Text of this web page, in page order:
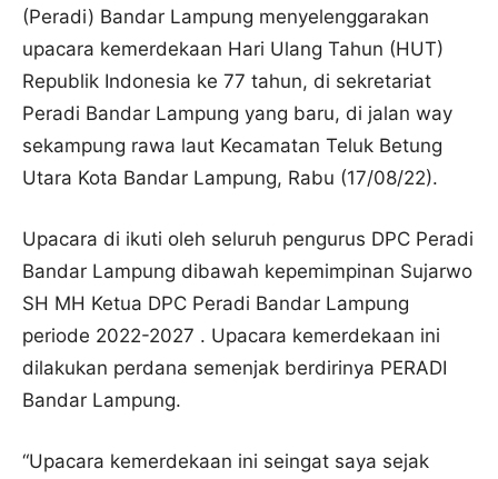
(Peradi) Bandar Lampung menyelenggarakan
upacara kemerdekaan Hari Ulang Tahun (HUT)
Republik Indonesia ke 77 tahun, di sekretariat
Peradi Bandar Lampung yang baru, di jalan way
sekampung rawa laut Kecamatan Teluk Betung
Utara Kota Bandar Lampung, Rabu (17/08/22).
Upacara di ikuti oleh seluruh pengurus DPC Peradi
Bandar Lampung dibawah kepemimpinan Sujarwo
SH MH Ketua DPC Peradi Bandar Lampung
periode 2022-2027 . Upacara kemerdekaan ini
dilakukan perdana semenjak berdirinya PERADI
Bandar Lampung.
“Upacara kemerdekaan ini seingat saya sejak